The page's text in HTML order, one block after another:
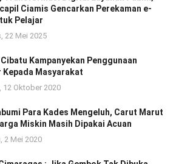
Ciamis Gencarkan Perekaman e-
Pelajar
22 Mei 2025
Kampanyekan Penggunaan
Kepada Masyarakat
12 Oktober 2020
Para Kades Mengeluh, Carut Marut
Miskin Masih Dipakai Acuan
2 Mei 2020